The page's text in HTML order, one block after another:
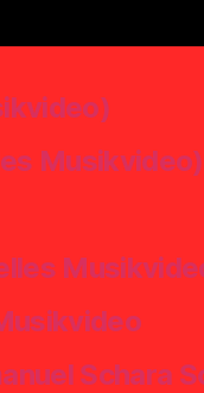
Musikvideo)
Schara